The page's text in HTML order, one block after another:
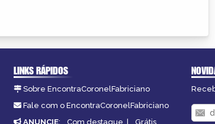
LINKS RÁPIDOS
Sobre EncontraCoronelFabriciano
Fale com o EncontraCoronelFabriciano
ANUNCIE: Com destaque | Grátis